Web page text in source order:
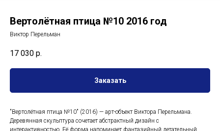
Вертолётная птица №10 2016 год
Виктор Перельман
17 030 р.
Заказать
"Вертолётная птица №10" (2016) — арт-объект Виктора Перельмана.
Деревянная скульптура сочетает абстрактный дизайн с